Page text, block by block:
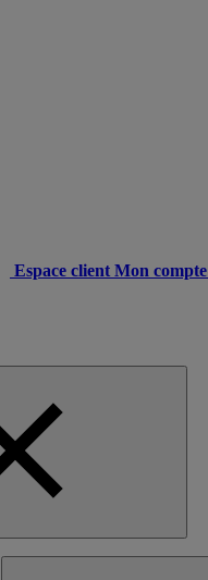
Espace client Mon compte